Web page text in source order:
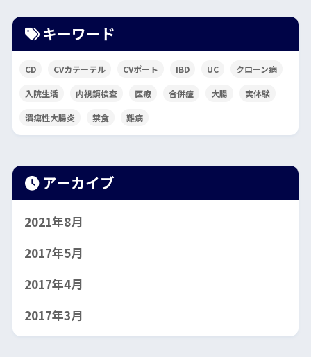
キーワード
CD CVカテーテル CVポート IBD UC クローン病
入院生活 内視鏡検査 医療 合併症 大腸 実体験
潰瘍性大腸炎 禁食 難病
アーカイブ
2021年8月
2017年5月
2017年4月
2017年3月